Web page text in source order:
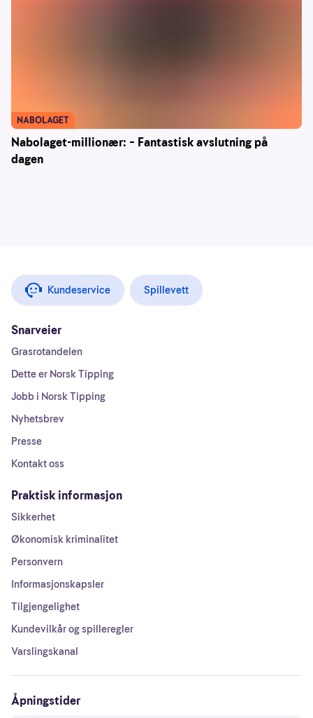
Nabolaget-millionær: – Fantastisk avslutning på
dagen
NABOLAGET
Kundeservice Spillevett
Snarveier
Grasrotandelen
Dette er Norsk Tipping
Jobb i Norsk Tipping
Nyhetsbrev
Presse
Kontakt oss
Praktisk informasjon
Sikkerhet
Økonomisk kriminalitet
Personvern
Informasjonskapsler
Tilgjengelighet
Kundevilkår og spilleregler
Varslingskanal
Åpningstider